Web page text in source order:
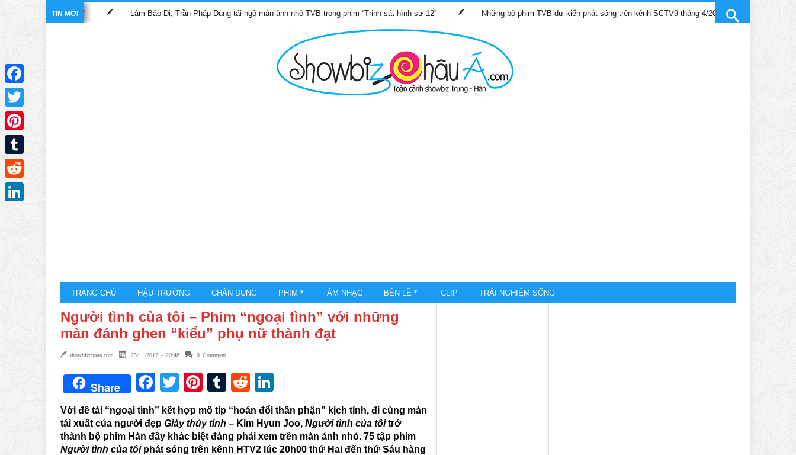
TIN MỚI Lâm Bảo Di, Trần Pháp Dung tái ngộ màn ảnh nhỏ TVB trong phim “Trinh sát hình sự 12” Những bộ phim TVB dự kiến phát sóng trên kênh SCTV9 tháng 4/2025 Trần Gia Lạc và
TRANG CHỦ HẬU TRƯỜNG CHÂN DUNG PHIM ÂM NHẠC BÊN LỀ CLIP TRẢI NGHIỆM SỐNG
Người tình của tôi – Phim “ngoại tình” với những
màn đánh ghen “kiểu” phụ nữ thành đạt
showbizchaua.com 25/11/2017 - 20:48 0 Comment
Share Facebook
TwitterPinterest
TumblrReddit
Với đề tài “ngoại tình” kết hợp mô típ “hoán đổi thân phận” kịch tính, đi cùng màn
tái xuất của người đẹp Giày thủy tinh – Kim Hyun Joo, Người tình của tôitrở
thành bộ phim Hàn đầy khác biệt đáng phải xem trên màn ảnh nhỏ. 75 tập phim
Người tình của tôi phát sóng trên kênh HTV2 lúc 20h00 thứ Hai đến thứ Sáu hàng
Facebook
Twitter
Pinterest
Tumblr
Reddit